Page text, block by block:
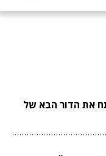
את הדור הבא של